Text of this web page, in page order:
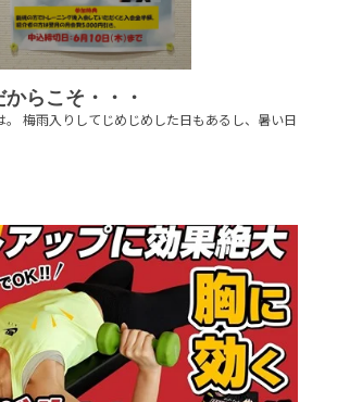
らこそ・・・
。 梅雨入りしてじめじめした日もあるし、暑い日